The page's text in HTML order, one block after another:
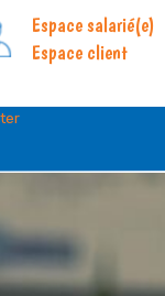
Espace salarié(e)
Espace client